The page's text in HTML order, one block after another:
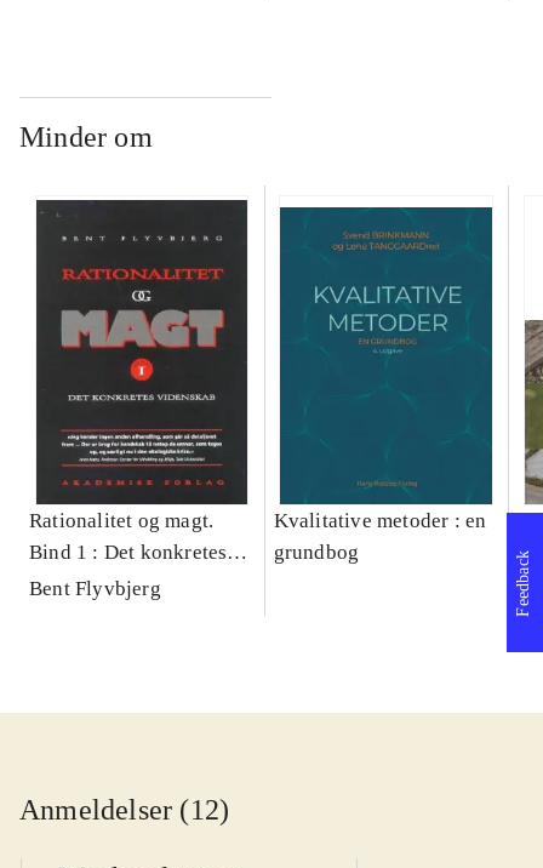
Minder om
Rationalitet og magt.
Bind 1 : Det konkretes
videnskab
Bent Flyvbjerg
Kvalitative metoder : en
grundbog
Anmeldelser (12)
Feedback